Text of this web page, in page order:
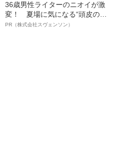
36歳男性ライターのニオイが激
変！ 夏場に気になる“頭皮のニ
オイ”や“ベタつき”を解消す
PR（株式会社スヴェンソン）